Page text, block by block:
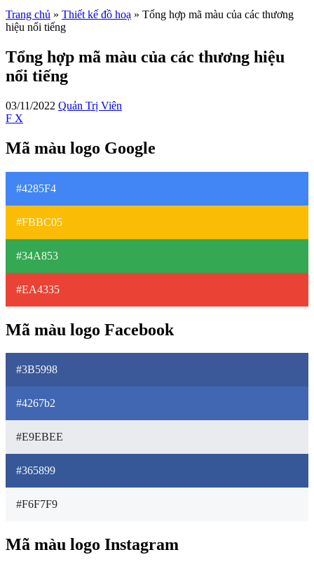
Trang chủ » Thiết kế đồ hoạ » Tổng hợp mã màu của các thương
hiệu nổi tiếng
Tổng hợp mã màu của các thương hiệu
nổi tiếng
03/11/2022 Quản Trị Viên
F X
Mã màu logo Google
#4285F4
#FBBC05
#34A853
#EA4335
Mã màu logo Facebook
#3B5998
#4267b2
#E9EBEE
#365899
#F6F7F9
Mã màu logo Instagram